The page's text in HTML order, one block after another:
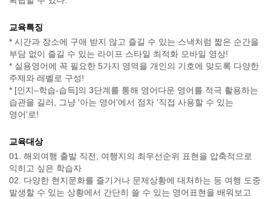
교육특징
* 시간과 장소에 구애 받지 않고 즐길 수 있는 스낵처럼 짧은 순간을
부담 없이 즐길 수 있는 라이프 스타일 최적화 모바일 영상!
* 실용영어에 꼭 필요한 5가지 영역을 개인의 기호에 맞도록 다양한
주제와 레벨로 구성!
* [인지–학습-습득]의 3단계를 통해 영어다운 영어를 적극 활용하는
습관을 길러, 그냥 '아는 영어'에서 점차 '직접 사용할 수 있는
영어'로!
교육대상
01. 해외여행 출발 직전, 여행지의 최우선순위 표현을 압축적으로
익히고 싶은 학습자
02. 다양한 현지문화를 즐기거나 문제상황에 대처하는 등 여행 도중
발생할 수 있는 상황에서 간단히 쓸 수 있는 영어표현을 배워보고